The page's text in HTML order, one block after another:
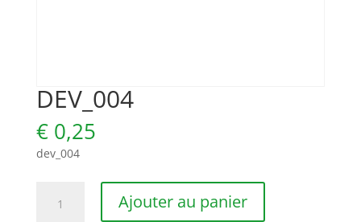
DEV_004
€0,25
dev_004
Ajouter au panier